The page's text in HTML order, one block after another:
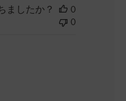
ましたか？
0
0